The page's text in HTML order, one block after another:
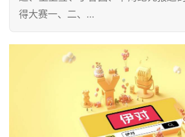
得大赛一、二、…